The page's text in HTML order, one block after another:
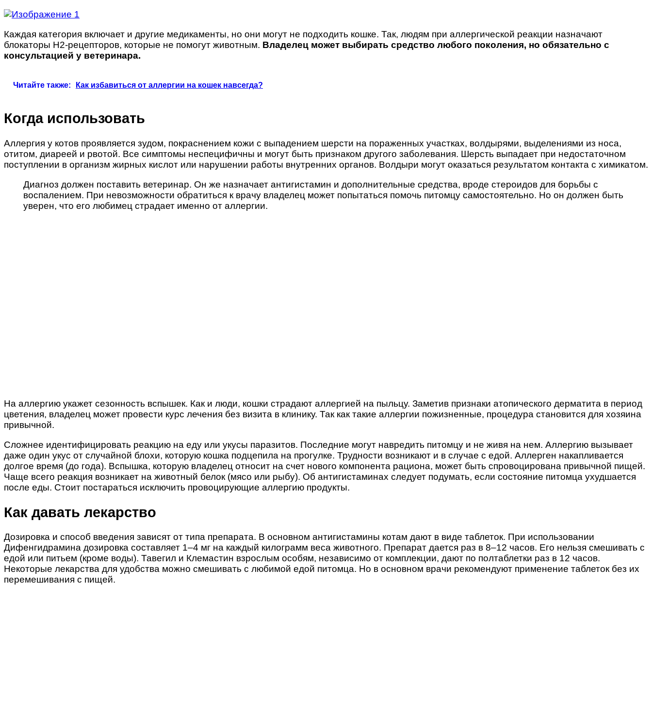
Каждая категория включает и другие медикаменты, но они могут не подходить кошке. Так, людям при аллергической реакции назначают
блокаторы Н2-рецепторов, которые не помогут животным. Владелец может выбирать средство любого поколения, но обязательно с
консультацией у ветеринара.
Читайте также: Как избавиться от аллергии на кошек навсегда?
Когда использовать
Аллергия у котов проявляется зудом, покраснением кожи с выпадением шерсти на пораженных участках, волдырями, выделениями из носа,
отитом, диареей и рвотой. Все симптомы неспецифичны и могут быть признаком другого заболевания. Шерсть выпадает при недостаточном
поступлении в организм жирных кислот или нарушении работы внутренних органов. Волдыри могут оказаться результатом контакта с химикатом.
Диагноз должен поставить ветеринар. Он же назначает антигистамин и дополнительные средства, вроде стероидов для борьбы с
воспалением. При невозможности обратиться к врачу владелец может попытаться помочь питомцу самостоятельно. Но он должен быть
уверен, что его любимец страдает именно от аллергии.
На аллергию укажет сезонность вспышек. Как и люди, кошки страдают аллергией на пыльцу. Заметив признаки атопического дерматита в период
цветения, владелец может провести курс лечения без визита в клинику. Так как такие аллергии пожизненные, процедура становится для хозяина
привычной.
Сложнее идентифицировать реакцию на еду или укусы паразитов. Последние могут навредить питомцу и не живя на нем. Аллергию вызывает
даже один укус от случайной блохи, которую кошка подцепила на прогулке. Трудности возникают и в случае с едой. Аллерген накапливается
долгое время (до года). Вспышка, которую владелец относит на счет нового компонента рациона, может быть спровоцирована привычной пищей.
Чаще всего реакция возникает на животный белок (мясо или рыбу). Об антигистаминах следует подумать, если состояние питомца ухудшается
после еды. Стоит постараться исключить провоцирующие аллергию продукты.
Как давать лекарство
Дозировка и способ введения зависят от типа препарата. В основном антигистамины котам дают в виде таблеток. При использовании
Дифенгидрамина дозировка составляет 1–4 мг на каждый килограмм веса животного. Препарат дается раз в 8–12 часов. Его нельзя смешивать с
едой или питьем (кроме воды). Тавегил и Клемастин взрослым особям, независимо от комплекции, дают по полтаблетки раз в 12 часов.
Некоторые лекарства для удобства можно смешивать с любимой едой питомца. Но в основном врачи рекомендуют применение таблеток без их
перемешивания с пищей.